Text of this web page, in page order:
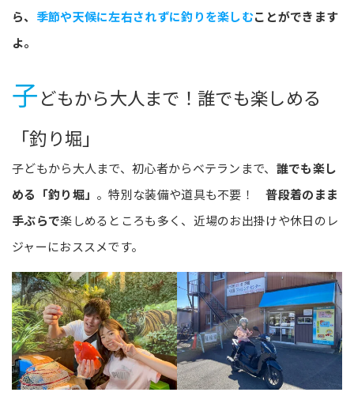
ら、 季節や天候に左右されずに釣りを楽しむことができます
よ。
子どもから大人まで！誰でも楽しめる
「釣り堀」
子どもから大人まで、初心者からベテランまで、 誰でも楽し
める「釣り堀」 。特別な装備や道具も不要！普段着のまま
手ぶらで楽しめるところも多く、近場のお出掛けや休日のレ
ジャーにおススメです。